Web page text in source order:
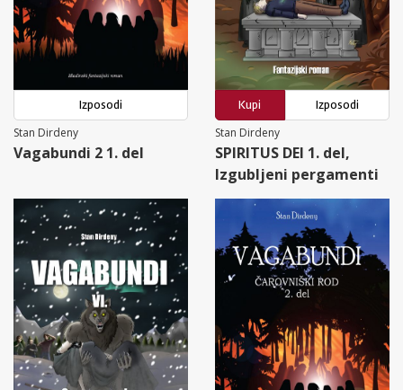
Izposodi
Stan Dirdeny
Vagabundi 2 1. del
Kupi
Izposodi
Stan Dirdeny
SPIRITUS DEI 1. del,
Izgubljeni pergamenti